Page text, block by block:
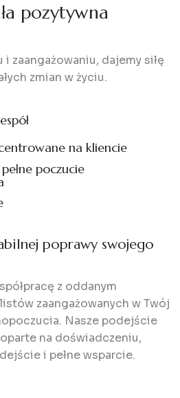
ła pozytywna
zaangażowaniu, dajemy siłę
zmian w życiu.
na kliencie
poczucie
poprawy swojego
z oddanym
zaangażowanych w Twój
Nasze podejście
na doświadczeniu,
i pełne wsparcie.